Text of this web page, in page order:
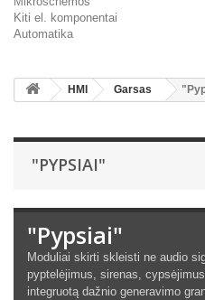
Kiti el. komponentai
Automatika
HMI Garsas
"PYPSIAI"
"Pypsiai"
Moduliai skirti skleisti ne audio
pyptelėjimus, sirenas,
integruotą dažnio generavimo